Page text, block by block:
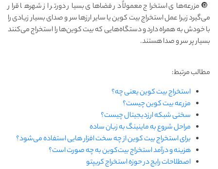
🔘 مزرعه‌های استخراج معمولاً در فضاهای بسیار دورتر از شهرها قرار
می‌گیرد زیرا عمل استخراج بیت کوین یا سایر ارزها سر و صدای بسیار زیادی را
با خودش به‌ همراه دارد و دستگاه‌‌هایی که بیت کوین‌ها را استخراج می‌کنند
بسیار پر سر و صدا هستند.
مطالب مرتبط:
استخراج بیت کوین یعنی چه؟
مزرعه بیت کوین چیست؟
سختی شبکه ارزدیجیتال چیست؟
مراحل شروع به ماینینگ به زبان ساده
برای استخراج بیت کوین از چه سخت افزار هایی استفاده می‌شود؟
هزینه و درآمد استخراج بیت‌کوین به چه صورت است؟
اصطلاحات رایج در حوزه استخراج کریپتو